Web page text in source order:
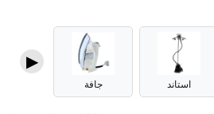
استاند جافة
▶